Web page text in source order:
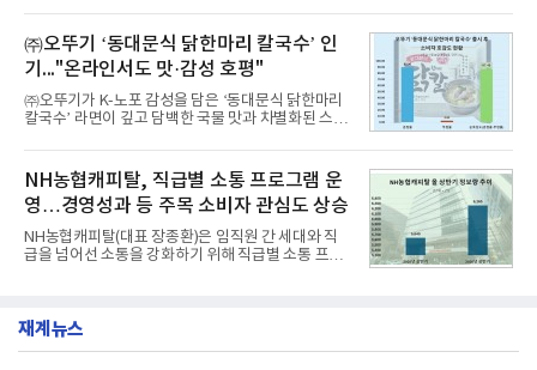
수력원자력, 한국석
떼는 6년 만에 선보이는 8세대 완전변경 모델로, ▲정
교한 선과 면을 중심으로 완성한 파격적인 디자인 ▲
과거 중형 세단 수준으로 확대된 차체 제원 ▲글로벌
최고 수준의 안전성 ▲성능과 효율을 동시에 높인 주
행 완성도 ▲첨단 편의 및 디지털 사양 적용 등을 통해
글로벌 준중형 세단의 새로운 기준을 세웠다.아반떼
는 가솔린 2.0과 1.6 하이브리드 두 가지 파워트레인
넘
㈜오뚜기 ‘동대문식 닭한마리 칼국수’ 인
기..."온라인서도 맛·감성 호평"
㈜오뚜기가 K-노포 감성을 담은 ‘동대문식 닭한마리
칼국수’ 라면이 깊고 담백한 국물 맛과 차별화된 스토
혔다.‘동대문식 닭한마리 칼국수’는 예상을 뛰어넘는
소비자 호응에 힘입어 지난 7월 13일 첫 선을 보인 지
단 18일 만에 누적 판매량 50만 개를 돌파하는 성과를
거두었다.이번 신제품은 개발진이 전국의 닭한마리
전문점을 직접 찾아 다니며 최적의 육수 비율을 완성
했다. 자극적이지 않으면서도 깊은 닭육수에 마늘의
개운한 풍미를 더했으며, 국물이 잘 배어들면서도 쫄
서도
NH농협캐피탈, 직급별 소통 프로그램 운
영…경영성과 등 주목 소비자 관심도 상승
NH농협캐피탈(대표 장종환)은 임직원 간 세대와 직
급을 넘어선 소통을 강화하기 위해 직급별 소통 프로
영지원부 홍보팀과 2026년 새로이(e)＊가 공동 주관
재계뉴스